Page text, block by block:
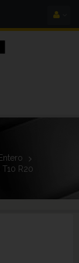
Entero
T10 R20